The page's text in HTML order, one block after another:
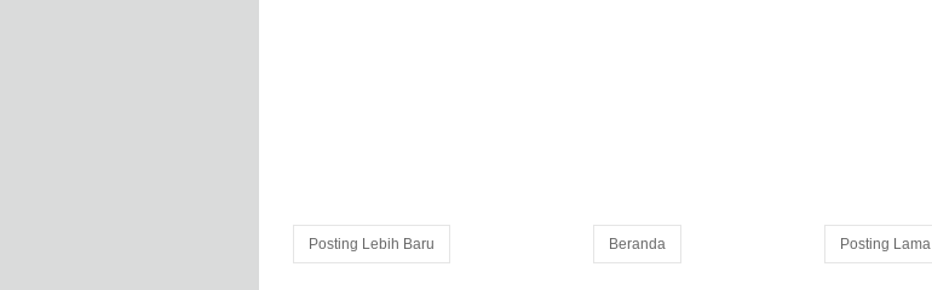
Posting Lebih Baru Posting Lama
Beranda